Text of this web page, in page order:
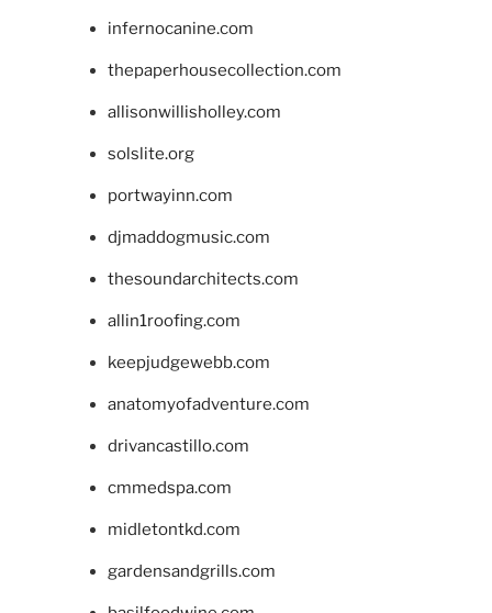
infernocanine.com
thepaperhousecollection.com
allisonwillisholley.com
solslite.org
portwayinn.com
djmaddogmusic.com
thesoundarchitects.com
allin1roofing.com
keepjudgewebb.com
anatomyofadventure.com
drivancastillo.com
cmmedspa.com
midletontkd.com
gardensandgrills.com